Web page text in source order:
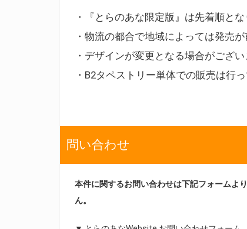
・『とらのあな限定版』は先着順と
・物流の都合で地域によっては発売
・デザインが変更となる場合がござ
・B2タペストリー単体での販売は行っ
問い合わせ
本件に関するお問い合わせは下記フォームよ
ん。